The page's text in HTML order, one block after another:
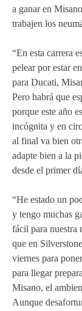
a ganar en
trabajen los
“En esta carrera
pelear por estar
para Ducati,
Pero habrá que
porque este año
incógnita y en
al final va bien
adapte bien a la
desde el primer
“He estado un
y tengo muchas
fácil para nuestra
que en
viernes para
para llegar
Misano, el
Aunque